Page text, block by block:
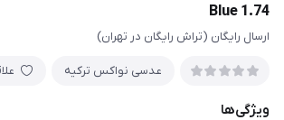
Blue 1.74
ارسال رایگان (تراش رایگان در تهران)
عدسی نواکس ترکیه
ویژگی‌ها